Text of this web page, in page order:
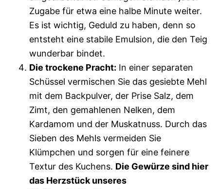
Zugabe für etwa eine halbe Minute weiter.
Es ist wichtig, Geduld zu haben, denn so
entsteht eine stabile Emulsion, die den Teig
wunderbar bindet.
Die trockene Pracht: In einer separaten
Schüssel vermischen Sie das gesiebte Mehl
mit dem Backpulver, der Prise Salz, dem
Zimt, den gemahlenen Nelken, dem
Kardamom und der Muskatnuss. Durch das
Sieben des Mehls vermeiden Sie
Klümpchen und sorgen für eine feinere
Textur des Kuchens. Die Gewürze sind hier
das Herzstück unseres